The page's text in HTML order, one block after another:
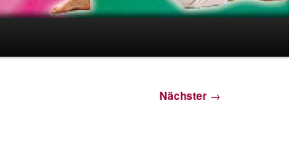
Nächster →